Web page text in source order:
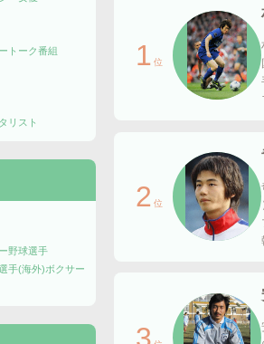
トーク番組
リスト
野球選手
手(海外)ボクサー
1 位
2 位